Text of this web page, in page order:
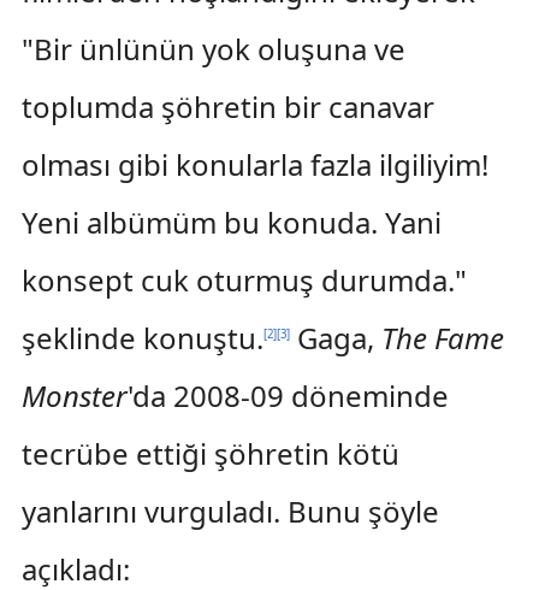
"Bir ünlünün yok oluşuna ve
toplumda şöhretin bir canavar
olması gibi konularla fazla ilgiliyim!
Yeni albümüm bu konuda. Yani
konsept cuk oturmuş durumda."
şeklinde konuştu.[2][3]Gaga, The Fame
Monster'da 2008-09 döneminde
tecrübe ettiği şöhretin kötü
yanlarını vurguladı. Bunu şöyle
açıkladı: